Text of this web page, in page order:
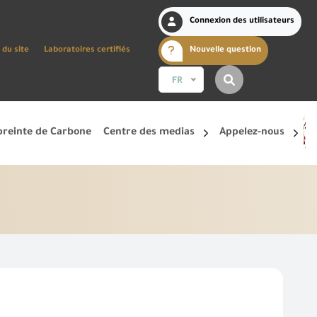
du site Laboratoires certifiés
Connexion des utilisateurs
Nouvelle question
FR
de Carbone Centre des medias Appelez-nous